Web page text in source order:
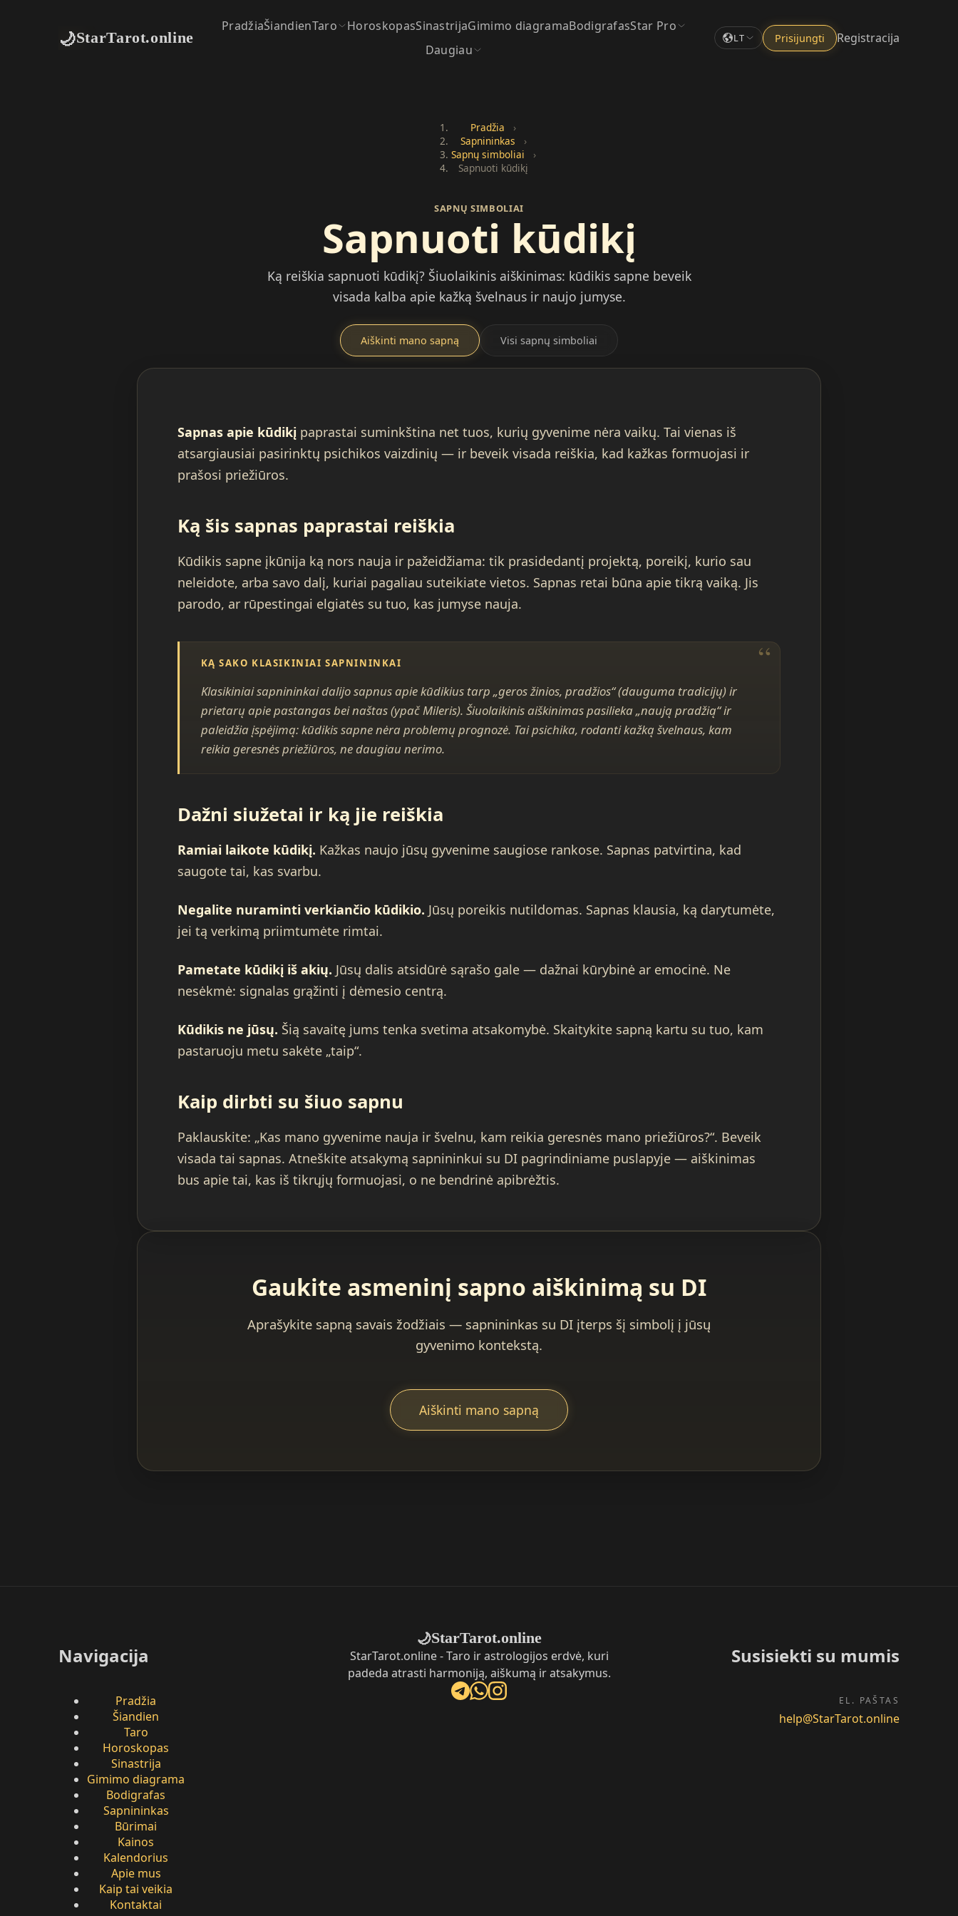
🌙StarTarot.online
PradžiaŠiandienTaro HoroskopasSinastrijaGimimo diagramaBodigrafasStar Pro
Daugiau
LT Prisijungti Registracija
Pradžia
›
Sapnininkas
›
Sapnų simboliai
›
Sapnuoti kūdikį
SAPNŲ SIMBOLIAI
Sapnuoti kūdikį
Ką reiškia sapnuoti kūdikį? Šiuolaikinis aiškinimas: kūdikis sapne beveik
visada kalba apie kažką švelnaus ir naujo jumyse.
Aiškinti mano sapną Visi sapnų simboliai
Sapnas apie kūdikį paprastai suminkština net tuos, kurių gyvenime nėra vaikų. Tai vienas iš
atsargiausiai pasirinktų psichikos vaizdinių — ir beveik visada reiškia, kad kažkas formuojasi ir
prašosi priežiūros.
Ką šis sapnas paprastai reiškia
Kūdikis sapne įkūnija ką nors nauja ir pažeidžiama: tik prasidedantį projektą, poreikį, kurio sau
neleidote, arba savo dalį, kuriai pagaliau suteikiate vietos. Sapnas retai būna apie tikrą vaiką. Jis
parodo, ar rūpestingai elgiatės su tuo, kas jumyse nauja.
KĄ SAKO KLASIKINIAI SAPNININKAI
Klasikiniai sapnininkai dalijo sapnus apie kūdikius tarp „geros žinios, pradžios“ (dauguma tradicijų) ir
prietarų apie pastangas bei naštas (ypač Mileris). Šiuolaikinis aiškinimas pasilieka „naują pradžią“ ir
paleidžia įspėjimą: kūdikis sapne nėra problemų prognozė. Tai psichika, rodanti kažką švelnaus, kam
reikia geresnės priežiūros, ne daugiau nerimo.
Dažni siužetai ir ką jie reiškia
Ramiai laikote kūdikį. Kažkas naujo jūsų gyvenime saugiose rankose. Sapnas patvirtina, kad
saugote tai, kas svarbu.
Negalite nuraminti verkiančio kūdikio. Jūsų poreikis nutildomas. Sapnas klausia, ką darytumėte,
jei tą verkimą priimtumėte rimtai.
Pametate kūdikį iš akių. Jūsų dalis atsidūrė sąrašo gale — dažnai kūrybinė ar emocinė. Ne
nesėkmė: signalas grąžinti į dėmesio centrą.
Kūdikis ne jūsų. Šią savaitę jums tenka svetima atsakomybė. Skaitykite sapną kartu su tuo, kam
pastaruoju metu sakėte „taip“.
Kaip dirbti su šiuo sapnu
Paklauskite: „Kas mano gyvenime nauja ir švelnu, kam reikia geresnės mano priežiūros?“. Beveik
visada tai sapnas. Atneškite atsakymą sapnininkui su DI pagrindiniame puslapyje — aiškinimas
bus apie tai, kas iš tikrųjų formuojasi, o ne bendrinė apibrėžtis.
Gaukite asmeninį sapno aiškinimą su DI
Aprašykite sapną savais žodžiais — sapnininkas su DI įterps šį simbolį į jūsų
gyvenimo kontekstą.
Aiškinti mano sapną
Navigacija
Pradžia
Šiandien
Taro
Horoskopas
Sinastrija
Gimimo diagrama
Bodigrafas
Sapnininkas
Būrimai
Kainos
Kalendorius
Apie mus
Kaip tai veikia
Kontaktai
🌙StarTarot.online
StarTarot.online - Taro ir astrologijos erdvė, kuri
padeda atrasti harmoniją, aiškumą ir atsakymus.
Susisiekti su mumis
EL. PAŠTAS
help@StarTarot.online